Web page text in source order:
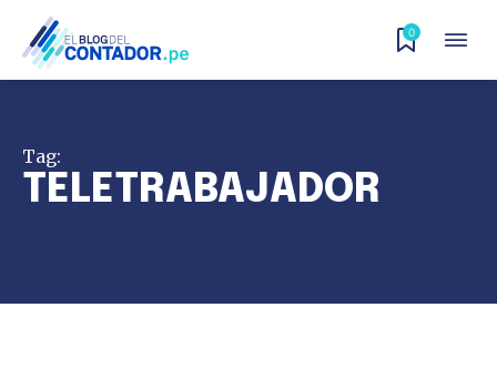
0
Tag:
TELETRABAJADOR